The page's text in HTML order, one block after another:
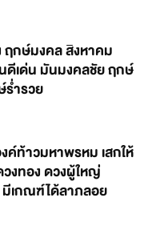
ฤกษ์มงคล สิงหาคม
ดีเด่น มันมงคลชัย ฤกษ์
ำรวย
ค์ท้าวมหาพรหม เสกให้
งทอง ดวงผู้ใหญ่
เกณฑ์ได้ลาภลอย